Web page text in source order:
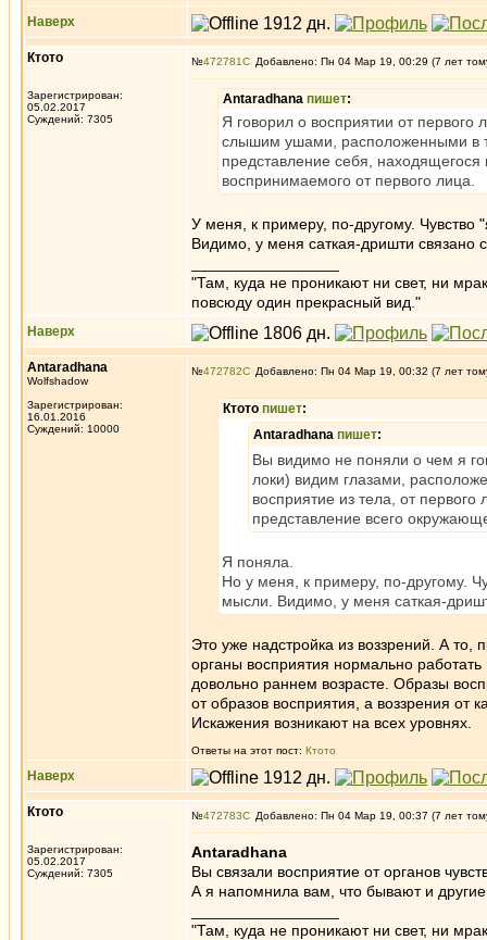
Наверх
Ктото
Зарегистрирован:
05.02.2017
Суждений: 7305
№472781 Добавлено: Пн 04 Мар 19, 00:29 (7 лет
Antaradhana пишет:
Я говорил о восприятии от
слышим ушами, расположенными в
представление себя,
воспринимаемого от первого лица.
У меня, к примеру, по-другому.
Видимо, у меня саткая-дришти связано
"Там, куда не проникают ни свет, ни
повсюду один прекрасный вид."
Наверх
Antaradhana
Wolfshadow
Зарегистрирован:
16.01.2016
Суждений: 10000
№472782 Добавлено: Пн 04 Мар 19, 00:32 (7 лет
Ктото пишет:
Antaradhana пишет:
Вы видимо не поняли о чем я
локи) видим глазами,
восприятие из тела, от
представление всего
Я поняла.
Но у меня, к примеру, по-другому.
мысли. Видимо, у меня саткая-
Это уже надстройка из воззрений. А то,
органы восприятия нормально
довольно раннем возрасте. Образы
от образов восприятия, а воззрения от
Искажения возникают на всех уровнях.
Ответы на этот пост: Ктото
Наверх
Ктото
Зарегистрирован:
05.02.2017
Суждений: 7305
№472783 Добавлено: Пн 04 Мар 19, 00:37 (7 лет
Antaradhana
Вы связали восприятие от органов
А я напомнила вам, что бывают и
"Там, куда не проникают ни свет, ни